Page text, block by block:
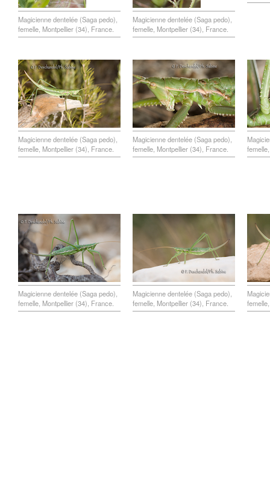
Magicienne dentelée (Saga pedo),
femelle, Montpellier (34), France.
Magicienne dentelée (Saga pedo),
femelle, Montpellier (34), France.
Magicienne dentelée (Saga pedo),
femelle, Montpellier (34), France.
Magicienne dentelée (Saga pedo),
femelle, Montpellier (34), France.
Magicienne dentelée (Saga pedo),
femelle, Montpellier (34), France.
Magicienne dentelée (Saga pedo),
femelle, Montpellier (34), France.